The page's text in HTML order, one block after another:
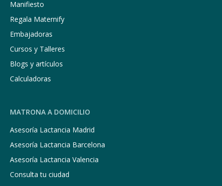
Manifiesto
Regala Maternify
Embajadoras
Cursos y Talleres
Blogs y artículos
Calculadoras
MATRONA A DOMICILIO
Asesoría Lactancia Madrid
Asesoría Lactancia Barcelona
Asesoría Lactancia Valencia
Consulta tu ciudad